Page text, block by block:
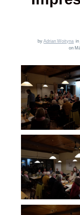
byAdrian Woityna in
on